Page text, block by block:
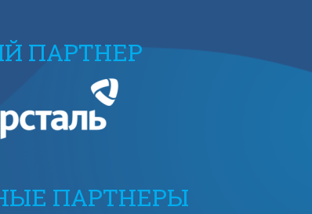
ПАРТНЕР
ПАРТНЕРЫ